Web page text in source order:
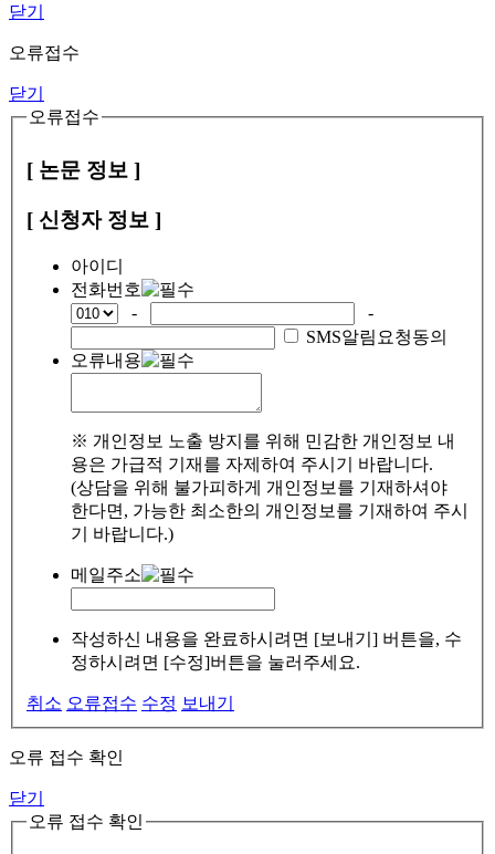
닫기
오류접수
닫기
오류접수
[ 논문 정보 ]
[ 신청자 정보 ]
아이디
전화번호
-
-
SMS알림요청동의
오류내용
※ 개인정보 노출 방지를 위해 민감한 개인정보 내
용은 가급적 기재를 자제하여 주시기 바랍니다.
(상담을 위해 불가피하게 개인정보를 기재하셔야
한다면, 가능한 최소한의 개인정보를 기재하여 주시
기 바랍니다.)
메일주소
작성하신 내용을 완료하시려면 [보내기] 버튼을, 수
정하시려면 [수정]버튼을 눌러주세요.
취소 오류접수 수정 보내기
오류 접수 확인
닫기
오류 접수 확인